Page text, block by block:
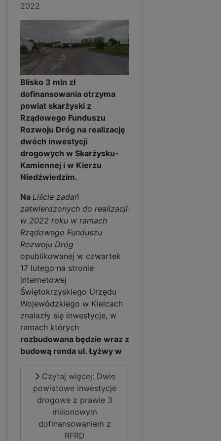
2022
Blisko 3 mln zł
dofinansowania otrzyma
powiat skarżyski z
Rządowego Funduszu
Rozwoju Dróg na realizację
dwóch inwestycji
drogowych w Skarżysku-
Kamiennej i w Kierzu
Niedźwiedzim.
Na Liście zadań
zatwierdzonych do realizacji
w 2022 roku w ramach
Rządowego Funduszu
Rozwoju Dróg
opublikowanej w czwartek
17 lutego na stronie
internetowej
Świętokrzyskiego Urzędu
Wojewódzkiego w Kielcach
znalazły się inwestycje, w
ramach których
rozbudowana będzie wraz z
budową ronda ul. Łyżwy w
Czytaj więcej: Dwie
powiatowe inwestycje
drogowe z prawie 3
milionowym
dofinansowaniem z
RFRD